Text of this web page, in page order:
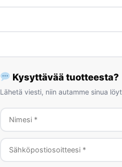
Kysyttävää tuotteesta?
Lähetä viesti, niin autamme sinua